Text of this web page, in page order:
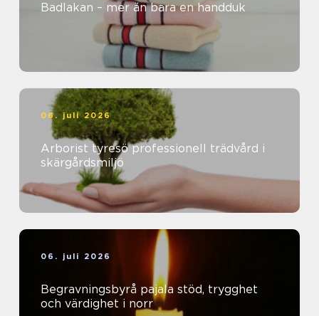
Badlakan – mer än bara en handduk
06. juli 2026
Arborist tyresö professionell trädvård i
skärgårdsmiljö
06. juli 2026
Begravningsbyrå pajala stöd, trygghet
och värdighet i norr